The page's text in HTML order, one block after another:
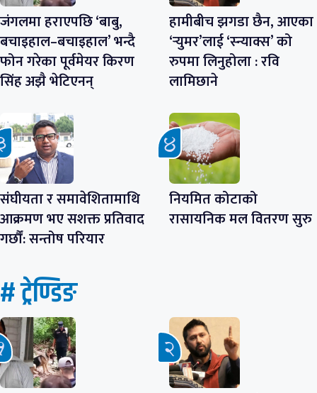
जंगलमा हराएपछि ‘बाबु,
बचाइहाल–बचाइहाल’ भन्दै
फोन गरेका पूर्वमेयर किरण
सिंह अझै भेटिएनन्
हामीबीच झगडा छैन, आएका
‘र्‍युमर’लाई ‘स्न्याक्स’ को
रुपमा लिनुहोला : रवि
लामिछाने
संघीयता र समावेशितामाथि
आक्रमण भए सशक्त प्रतिवाद
गर्छौं: सन्तोष परियार
नियमित कोटाको
रासायनिक मल वितरण सुरु
# ट्रेण्डिङ